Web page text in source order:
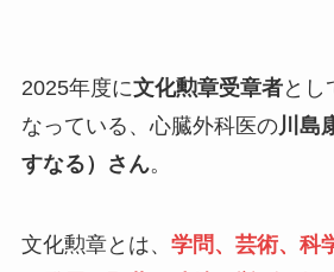
2025年度に文化勲章受章者とし
なっている、心臓外科医の川島
すなる）さん。
文化勲章とは、 学問、芸術、科